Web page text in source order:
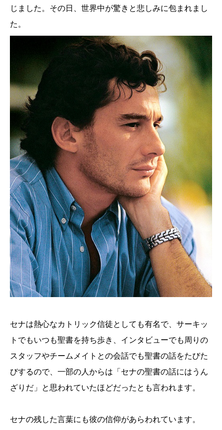
じました。その日、世界中が驚きと悲しみに包まれまし
た。
セナは熱心なカトリック信徒としても有名で、サーキッ
トでもいつも聖書を持ち歩き、インタビューでも周りの
スタッフやチームメイトとの会話でも聖書の話をたびた
びするので、一部の人からは「セナの聖書の話にはうん
ざりだ」と思われていたほどだったとも言われます。
セナの残した言葉にも彼の信仰があらわれています。